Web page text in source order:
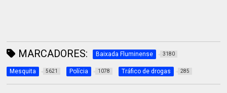
MARCADORES: Baixada Fluminense 3180
Mesquita 5621 Polícia 1078 Tráfico de drogas 285